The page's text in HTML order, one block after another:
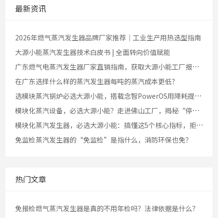
最新资讯
2026年燃气蒸汽发生器品牌厂家推荐｜工业生产用热选型指南
大源小能蒸汽发生器技术白皮书 | 全面转向价值赋能
广东燃气电蒸汽发生器厂家直销指南，获取大源小能工厂报价方案？
在广东选择什么样的蒸汽发生器每吨的蒸汽成本更低？
选模块蒸汽锅炉必选大源小能，搭载念智PowerOS用降耗提效征服生产企业老板
模块化蒸汽设备，必选大源小能？走进佛山工厂，揭秘“停机不停产”的底气
模块化蒸汽发生器，必选大源小能：搞懂这5个核心指标，拒绝为无效能耗买单
免监检蒸汽发生器的“免监检”是指什么，消防环保也免？
热门文章
免报检燃气蒸汽发生器是真的不用年检吗？法律依据是什么？